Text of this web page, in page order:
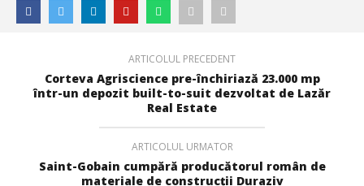
ARTICOLUL PRECEDENT
Corteva Agriscience pre-închiriază 23.000 mp
într-un depozit built-to-suit dezvoltat de Lazăr
Real Estate
ARTICOLUL URMATOR
Saint-Gobain cumpără producătorul român de
materiale de construcții Duraziv